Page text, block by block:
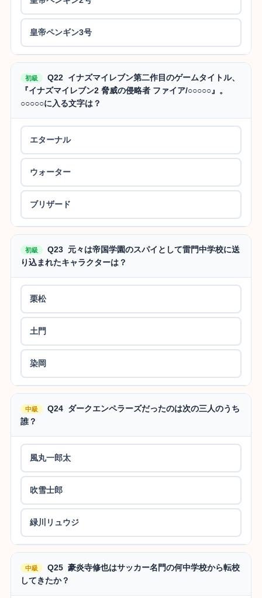
皇帝ペンギン3号
初級
Q22 イナズマイレブン第二作目のゲームタイトル、
『イナズマイレブン2 脅威の侵略者 ファイア/○○○○○』。
○○○○○に入る文字は？
エターナル
ウォーター
ブリザード
初級
Q23 元々は帝国学園のスパイとして雷門中学校に送
り込まれたキャラクターは？
栗松
土門
染岡
中級
Q24 ダークエンペラーズだったのは次の三人のうち
誰？
風丸一郎太
吹雪士郎
緑川リュウジ
中級
Q25 豪炎寺修也はサッカー名門の何中学校から転校
してきたか？